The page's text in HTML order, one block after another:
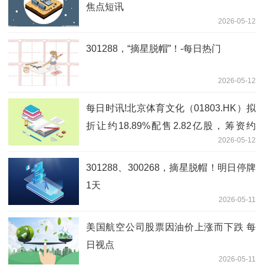
焦点短讯
2026-05-12
301288，“摘星脱帽”！-每日热门
2026-05-12
每日时讯!北京体育文化（01803.HK）拟
折让约18.89%配售2.82亿股，筹资约
2026-05-12
301288、300268，摘星脱帽！明日停牌
1天
2026-05-11
美国航空公司股票因油价上涨而下跌 每
日视点
2026-05-11